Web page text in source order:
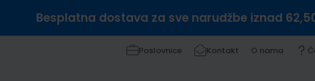
Besplatna dostava za sve narudžbe iznad
Poslovnice Kontakt O nama